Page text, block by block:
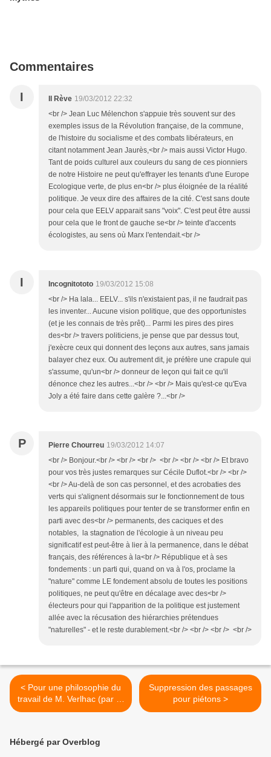
Commentaires
I Il Rève 19/03/2012 22:32
<br /> Jean Luc Mélenchon s'appuie très souvent sur des
exemples issus de la Révolution française, de la commune,
de l'histoire du socialisme et des combats libérateurs, en
citant notamment Jean Jaurès,<br /> mais aussi Victor Hugo.
Tant de poids culturel aux couleurs du sang de ces pionniers
de notre Histoire ne peut qu'effrayer les tenants d'une Europe
Ecologique verte, de plus en<br /> plus éloignée de la réalité
politique. Je veux dire des affaires de la cité. C'est sans doute
pour cela que EELV apparait sans "voix". C'est peut être aussi
pour cela que le front de gauche se<br /> teinte d'accents
écologistes, au sens où Marx l'entendait.<br />
I Incognitototo 19/03/2012 15:08
<br /> Ha lala... EELV... s'ils n'existaient pas, il ne faudrait pas
les inventer... Aucune vision politique, que des opportunistes
(et je les connais de très prêt)... Parmi les pires des pires
des<br /> travers politiciens, je pense que par dessus tout,
j'exècre ceux qui donnent des leçons aux autres, sans jamais
balayer chez eux. Ou autrement dit, je préfère une crapule qui
s'assume, qu'un<br /> donneur de leçon qui fait ce qu'il
dénonce chez les autres...<br /> <br /> Mais qu'est-ce qu'Eva
Joly a été faire dans cette galère ?...<br />
P Pierre Chourreu 19/03/2012 14:07
<br /> Bonjour.<br /> <br /> <br /> <br /> <br /> <br /> Et bravo
pour vos très justes remarques sur Cécile Duflot.<br /> <br />
<br /> Au-delà de son cas personnel, et des acrobaties des
verts qui s'alignent désormais sur le fonctionnement de tous
les appareils politiques pour tenter de se transformer enfin en
parti avec des<br /> permanents, des caciques et des
notables, la stagnation de l'écologie à un niveau peu
significatif est peut-être à lier à la permanence, dans le débat
français, des références à la<br /> République et à ses
fondements : un parti qui, quand on va à l'os, proclame la
"nature" comme LE fondement absolu de toutes les positions
politiques, ne peut qu'être en décalage avec des<br />
électeurs pour qui l'apparition de la politique est justement
allée avec la récusation des hiérarchies prétendues
"naturelles" - et le reste durablement.<br /> <br /> <br /> <br />
< Pour une philosophie du
travail de M. Verlhac (par E.
Fuchs)
Suppression des passages
pour piétons >
Hébergé par Overblog